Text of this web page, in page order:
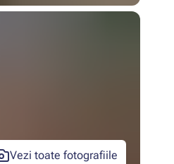
Vezi toate fotografiile